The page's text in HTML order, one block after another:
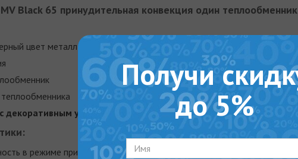
МV Black 65 принудительная конвекция один
цвет металл
уголком
в режиме принудительной конвекции
Получи
до 5%